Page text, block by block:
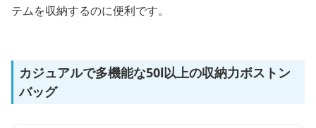
テムを収納するのに便利です。
カジュアルで多機能な50l以上の収納力ボストン
バッグ